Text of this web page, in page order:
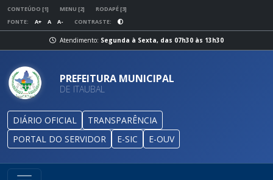
CONTEÚDO [1] MENU [2]
RODAPÉ [3]
FONTE:
A+ A A- CONTRASTE:
Atendimento: Segunda à Sexta, das 07h30 às 13h30
PREFEITURA MUNICIPAL
DE ITAUBAL
DIÁRIO OFICIAL
TRANSPARÊNCIA
PORTAL DO SERVIDOR
E-SIC E-OUV